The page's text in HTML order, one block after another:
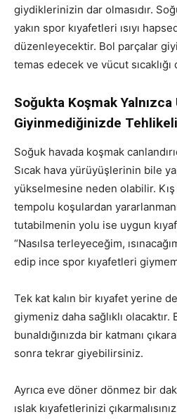
giydiklerinizin dar olmasıdır.
yakın spor kıyafetleri ısıyı
düzenleyecektir. Bol parçalar
temas edecek ve vücut
Soğukta Koşmak
Giyinmediğinizde
Soğuk havada koşmak
Sıcak hava yürüyüşlerinin bile
yükselmesine neden olabilir. Kış
tempolu koşulardan
tutabilmenin yolu ise uygun
“Nasılsa terleyeceğim,
edip ince spor kıyafetleri
Tek kat kalın bir kıyafet yerine
giymeniz daha sağlıklı olacaktır.
bunaldığınızda bir katmanı
sonra tekrar giyebilirsiniz.
Ayrıca eve döner dönmez bir
ıslak kıyafetlerinizi